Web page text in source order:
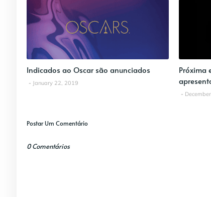
Indicados ao Oscar são anunciados
January 22, 2019
Próxima
Postar Um Comentário
0 Comentários